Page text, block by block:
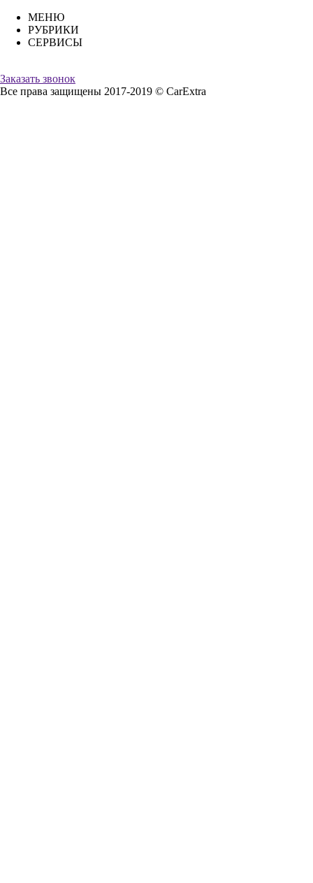
МЕНЮ
РУБРИКИ
СЕРВИСЫ
Заказать звонок
Все права защищены 2017-2019 © CarExtra